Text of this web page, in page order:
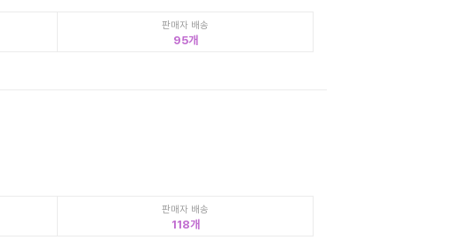
판매자 배송
95
판매자 배송
118